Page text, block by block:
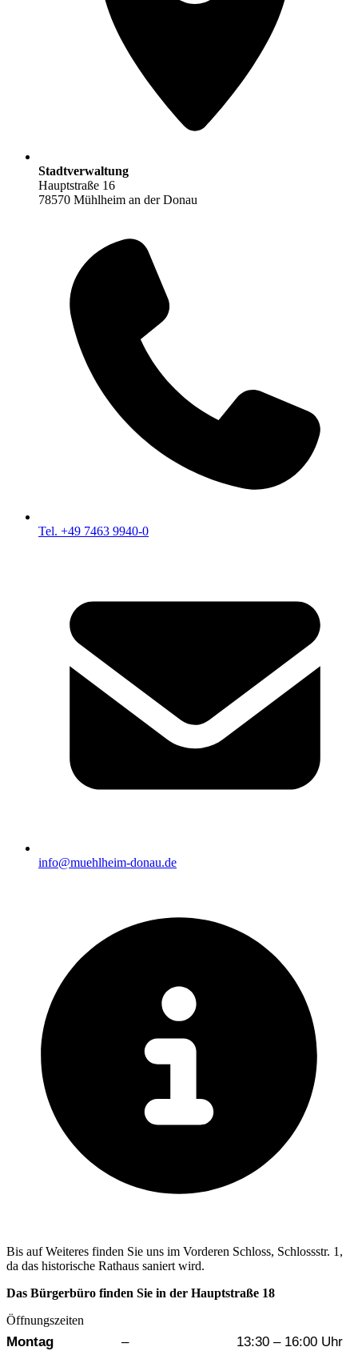
Stadtverwaltung
Hauptstraße 16
78570 Mühlheim an der Donau
Tel. +49 7463 9940-0
info@muehlheim-donau.de
Bis auf Weiteres finden Sie uns im Vorderen Schloss, Schlossstr. 1,
da das historische Rathaus saniert wird.
Das Bürgerbüro finden Sie in der Hauptstraße 18
Öffnungszeiten
Wochentag Vormittag
Montag – 13:30 – 16:00 Uhr